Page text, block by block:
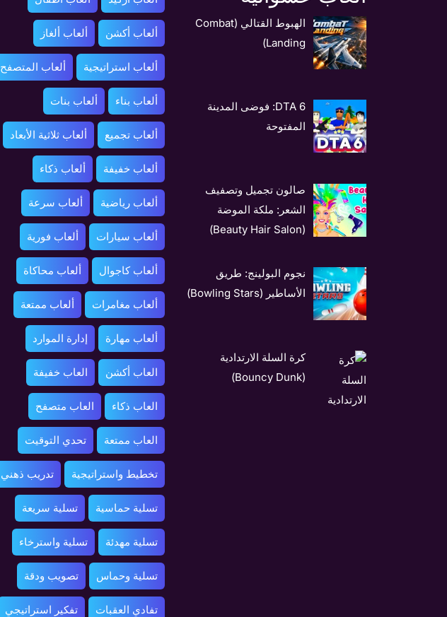
الهبوط القتالي (Combat
Landing)
DTA 6: فوضى المدينة
المفتوحة
صالون تجميل وتصفيف
الشعر: ملكة الموضة
(Beauty Hair Salon)
نجوم البولينج: طريق
الأساطير (Bowling Stars)
كرة السلة الارتدادية
(Bouncy Dunk)
ألعاب أكشن ألعاب ألغاز
ألعاب استراتيجية ألعاب المتصفح
ألعاب بناء ألعاب بنات
ألعاب تجميع ألعاب ثلاثية الأبعاد
ألعاب خفيفة ألعاب ذكاء
ألعاب رياضية ألعاب سرعة
ألعاب سيارات ألعاب فورية
ألعاب كاجوال ألعاب محاكاة
ألعاب مغامرات ألعاب ممتعة
ألعاب مهارة إدارة الموارد
العاب أكشن العاب خفيفة
العاب ذكاء العاب متصفح
العاب ممتعة تحدي التوقيت
تخطيط واستراتيجية تدريب ذهني
تسلية حماسية تسلية سريعة
تسلية مهدئة تسلية واسترخاء
تسلية وحماس تصويب ودقة
تفادي العقبات تفكير استراتيجي